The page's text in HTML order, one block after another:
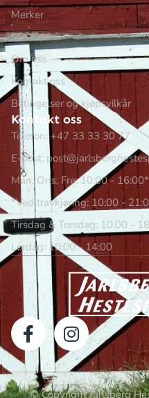
Merker
Min side
Om oss
Kontakt oss
Betingelser og kjøpsvilkår
Kontakt oss
Telefon: +47 33 33 30 77
E-post:
Man, Ons, Fre: 10:00 - 16:00*
*Ved travkjøring: 10:00 -
Tirsdag & Torsdag: 10:00 -
Lørdag: 10:00 - 14:00
© Copyright Jarlsberg